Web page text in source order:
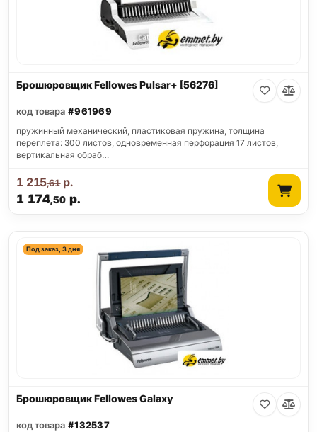
Брошюровщик Fellowes Pulsar+ [56276]
код товара #961969
пружинный механический, пластиковая пружина, толщина
переплета: 300 листов, одновременная перфорация 17 листов,
вертикальная обраб…
1 174,50 р.
1 215,61р.
Под заказ, 3 дня
Брошюровщик Fellowes Galaxy
код товара #132537